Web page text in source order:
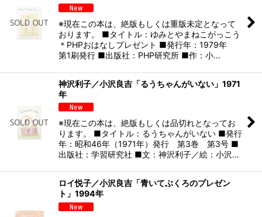
絞り込む
※現在この本は、絶版もしくは重版未定となって
おります。 ■タイトル：ゆみとやまねこがっこう
＊PHPおはなしプレゼント ■発行年：1979年
第1刷発行 ■出版社：PHP研究所 ■作：小…
神沢利子／小沢良吉「るうちゃんがいない」1971
年
※現在この本は、絶版もしくは品切れとなってお
ります。 ■タイトル：るうちゃんがいない ■発行
年：昭和46年（1971年）発行 第3巻 第3号 ■
出版社：学習研究社 ■文：神沢利子／絵：小沢…
ロイ悦子／小沢良吉「青いてぶくろのプレゼン
ト」1994年